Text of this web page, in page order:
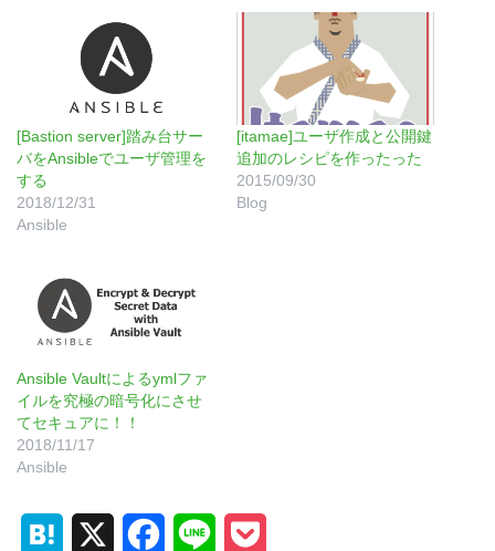
[Bastion server]踏み台サー
バをAnsibleでユーザ管理を
する
2018/12/31
Ansible
[itamae]ユーザ作成と公開鍵
追加のレシピを作ったった
2015/09/30
Blog
Ansible Vaultによるymlファ
イルを究極の暗号化にさせ
てセキュアに！！
2018/11/17
Ansible